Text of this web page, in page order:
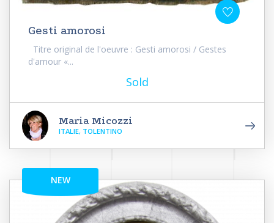
Gesti amorosi
Titre original de l'oeuvre : Gesti amorosi / Gestes
d'amour «...
Sold
Maria Micozzi
ITALIE, TOLENTINO
NEW